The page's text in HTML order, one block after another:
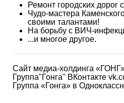
Ремонт городских дорог
Чудо-мастера
своими талантами!
На борьбу с ВИЧ-
...и многое другое.
Сайт медиа-холдинга
Группа"Гонга" ВКонтакте
Группа «Гонга» в